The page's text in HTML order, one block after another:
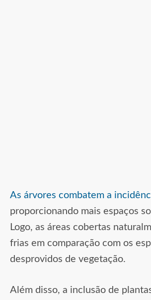
As árvores combatem a
proporcionando mais espaços
Logo, as áreas cobertas
frias em comparação com os
desprovidos de vegetação.
Além disso, a inclusão de